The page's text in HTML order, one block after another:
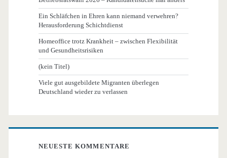
Ein Schläfchen in Ehren kann niemand verwehren?
Herausforderung Schichtdienst
Homeoffice trotz Krankheit – zwischen Flexibilität
und Gesundheitsrisiken
(kein Titel)
Viele gut ausgebildete Migranten überlegen
Deutschland wieder zu verlassen
NEUESTE KOMMENTARE